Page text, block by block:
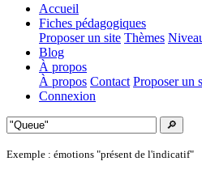
Accueil
Fiches pédagogiques
Proposer un site Thèmes
Blog
À propos
À propos Contact Proposer un
Connexion
🔎
Exemple : émotions "présent de l'indicatif"